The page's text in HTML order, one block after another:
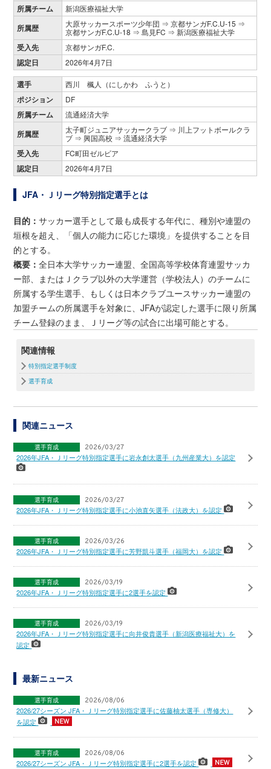
所属チーム 新潟医療福祉大学
所属歴
大原サッカースポーツ少年団 ⇒ 京都サンガF.C.U-15 ⇒
京都サンガF.C.U-18 ⇒ 島見FC ⇒ 新潟医療福祉大学
受入先 京都サンガF.C.
認定日 2026年4月7日
選手 西川 楓人（にしかわ ふうと）
ポジション DF
所属チーム 流通経済大学
所属歴
太子町ジュニアサッカークラブ ⇒ 川上フットボールクラ
ブ ⇒ 興国高校 ⇒ 流通経済大学
受入先 FC町田ゼルビア
認定日 2026年4月7日
JFA・Ｊリーグ特別指定選手とは
目的：サッカー選手として最も成長する年代に、種別や連盟の
垣根を超え、「個人の能力に応じた環境」を提供することを目
的とする。
概要：全日本大学サッカー連盟、全国高等学校体育連盟サッカ
ー部、またはＪクラブ以外の大学運営（学校法人）のチームに
所属する学生選手、もしくは日本クラブユースサッカー連盟の
加盟チームの所属選手を対象に、JFAが認定した選手に限り所属
チーム登録のまま、Ｊリーグ等の試合に出場可能とする。
関連情報
特別指定選手制度
選手育成
関連ニュース
選手育成 2026/03/27
2026年JFA・Ｊリーグ特別指定選手に岩永創太選手（九州産業大）を認定
選手育成 2026/03/27
2026年JFA・Ｊリーグ特別指定選手に小池直矢選手（法政大）を認定
選手育成 2026/03/26
2026年JFA・Ｊリーグ特別指定選手に芳野凱斗選手（福岡大）を認定
選手育成 2026/03/19
2026年JFA・Ｊリーグ特別指定選手に2選手を認定
選手育成 2026/03/19
2026年JFA・Ｊリーグ特別指定選手に向井俊貴選手（新潟医療福祉大）を
認定
最新ニュース
選手育成 2026/08/06
2026/27シーズン JFA・Ｊリーグ特別指定選手に佐藤柚太選手（専修大）
を認定
選手育成 2026/08/06
2026/27シーズン JFA・Ｊリーグ特別指定選手に2選手を認定